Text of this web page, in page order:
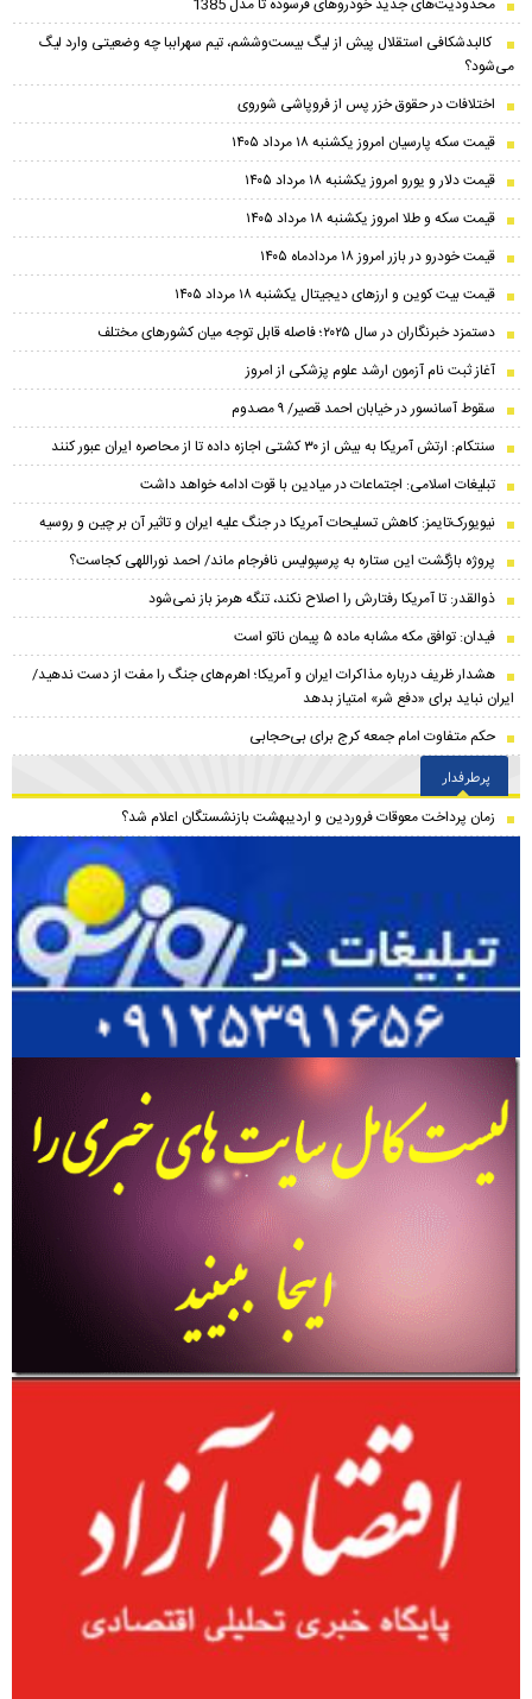
کالبدشکافی استقلال پیش از لیگ بیست‌و‌ششم، تیم سهراببا چه وضعیتی وارد لیگ
می‌شود؟
اختلافات در حقوق خزر پس از فروپاشی شوروی
قیمت سکه پارسیان امروز یکشنبه ۱۸ مرداد ۱۴۰۵
قیمت دلار و یورو امروز یکشنبه ۱۸ مرداد ۱۴۰۵
قیمت سکه و طلا امروز یکشنبه ۱۸ مرداد ۱۴۰۵
قیمت خودرو در بازر امروز ۱۸ مردادماه ۱۴۰۵
قیمت بیت کوین و ارز‌های دیجیتال یکشنبه ۱۸ مرداد ۱۴۰۵
دستمزد خبرنگاران در سال ۲۰۲۵؛ فاصله قابل توجه میان کشورهای مختلف
آغاز ثبت نام آزمون ارشد علوم پزشکی از امروز
سقوط آسانسور در خیابان احمد قصیر/ ۹ مصدوم
سنتکام: ارتش آمریکا به بیش از ۳۰ کشتی اجازه داده تا از محاصره ایران عبور کنند
تبلیغات اسلامی: اجتماعات در میادین با قوت ادامه خواهد داشت
نیویورک‌تایمز: کاهش تسلیحات آمریکا در جنگ علیه ایران و تاثیر آن بر چین و روسیه
پروژه بازگشت این ستاره به پرسپولیس نافرجام ماند/ احمد نوراللهی کجاست؟
ذوالقدر: تا آمریکا رفتارش را اصلاح نکند، تنگه هرمز باز نمی‌شود
فیدان: توافق مکه مشابه ماده ۵ پیمان ناتو است
هشدار ظریف درباره مذاکرات ایران و آمریکا؛ اهرم‌های جنگ را مفت از دست ندهید/
ایران نباید برای «دفع شر» امتیاز بدهد
حکم متفاوت امام جمعه کرج برای بی‌حجابی
پرطرفدار
زمان پرداخت معوقات فروردین و اردیبهشت بازنشستگان اعلام شد؟